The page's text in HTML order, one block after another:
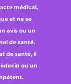
médical,
et ne se
avis ou un
de santé.
de santé, il
ou un